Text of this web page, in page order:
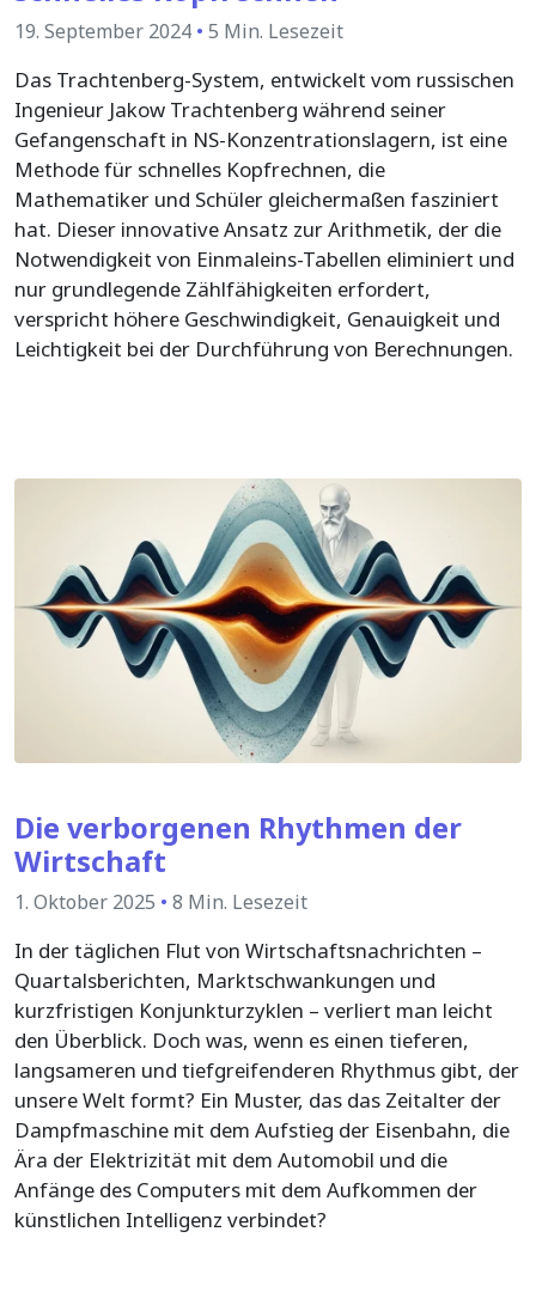
19. September 2024 • 5 Min. Lesezeit
Das Trachtenberg-System, entwickelt vom russischen
Ingenieur Jakow Trachtenberg während seiner
Gefangenschaft in NS-Konzentrationslagern, ist eine
Methode für schnelles Kopfrechnen, die
Mathematiker und Schüler gleichermaßen fasziniert
hat. Dieser innovative Ansatz zur Arithmetik, der die
Notwendigkeit von Einmaleins-Tabellen eliminiert und
nur grundlegende Zählfähigkeiten erfordert,
verspricht höhere Geschwindigkeit, Genauigkeit und
Leichtigkeit bei der Durchführung von Berechnungen.
Die verborgenen Rhythmen der
Wirtschaft
1. Oktober 2025 • 8 Min. Lesezeit
In der täglichen Flut von Wirtschaftsnachrichten –
Quartalsberichten, Marktschwankungen und
kurzfristigen Konjunkturzyklen – verliert man leicht
den Überblick. Doch was, wenn es einen tieferen,
langsameren und tiefgreifenderen Rhythmus gibt, der
unsere Welt formt? Ein Muster, das das Zeitalter der
Dampfmaschine mit dem Aufstieg der Eisenbahn, die
Ära der Elektrizität mit dem Automobil und die
Anfänge des Computers mit dem Aufkommen der
künstlichen Intelligenz verbindet?